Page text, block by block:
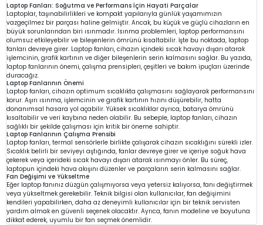
Laptop Fanları: Soğutma ve Performans İçin Hayati Parçalar
Laptoplar, taşınabilirlikleri ve kompakt yapılarıyla günlük yaşamımızın
vazgeçilmez bir parçası haline gelmiştir. Ancak, bu küçük ve güçlü cihazların en
büyük sorunlarından biri ısınmadır. Isınma problemleri, laptop performansını
olumsuz etkileyebilir ve bileşenlerin ömrünü kısaltabilir. İşte bu noktada, laptop
fanları devreye girer. Laptop fanları, cihazın içindeki sıcak havayı dışarı atarak
işlemcinin, grafik kartının ve diğer bileşenlerin serin kalmasını sağlar. Bu yazıda,
laptop fanlarının önemi, çalışma prensipleri, çeşitleri ve bakım ipuçları üzerinde
duracağız.
Laptop Fanlarının Önemi
Laptop fanları, cihazın optimum sıcaklıkta çalışmasını sağlayarak performansını
korur. Aşırı ısınma, işlemcinin ve grafik kartının hızını düşürebilir, hatta
donanımsal hasara yol açabilir. Yüksek sıcaklıklar ayrıca, batarya ömrünü
kısaltabilir ve veri kaybına neden olabilir. Bu sebeple, laptop fanları, cihazın
sağlıklı bir şekilde çalışması için kritik bir öneme sahiptir.
Laptop Fanlarının Çalışma Prensibi
Laptop fanları, termal sensörlerle birlikte çalışarak cihazın sıcaklığını sürekli izler.
Sıcaklık belirli bir seviyeyi aştığında, fanlar devreye girer ve içeriye soğuk hava
çekerek veya içerideki sıcak havayı dışarı atarak ısınmayı önler. Bu süreç,
laptopun içindeki hava akışını düzenler ve parçaların serin kalmasını sağlar.
Fan Değişimi ve Yükseltme
Eğer laptop fanınız düzgün çalışmıyorsa veya yetersiz kalıyorsa, fanı değiştirmek
veya yükseltmek gerekebilir. Teknik bilgisi olan kullanıcılar, fan değişimini
kendileri yapabilirken, daha az deneyimli kullanıcılar için bir teknik servisten
yardım almak en güvenli seçenek olacaktır. Ayrıca, fanın modeline ve boyutuna
dikkat ederek, uyumlu bir fan seçmek önemlidir.